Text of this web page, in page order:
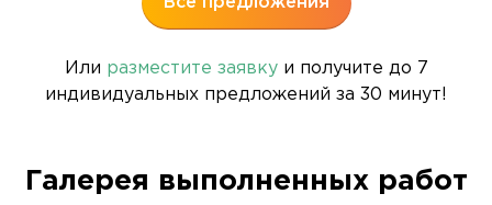
Или разместите заявкуи получите до 7
индивидуальных предложений за 30 минут!
Галерея выполненных работ